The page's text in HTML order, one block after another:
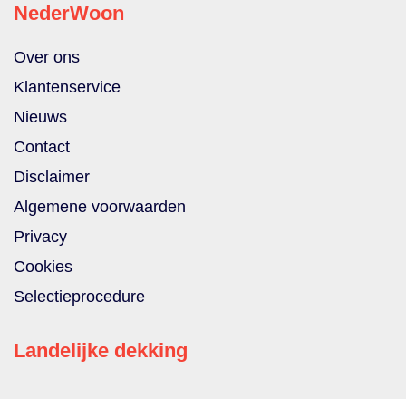
NederWoon
Over ons
Klantenservice
Nieuws
Contact
Disclaimer
Algemene voorwaarden
Privacy
Cookies
Selectieprocedure
Landelijke dekking